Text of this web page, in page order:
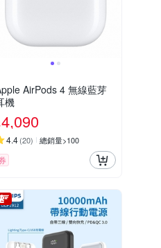
AirPods 4 無線藍芽
機
4,090
4.4(20) 總銷量>100